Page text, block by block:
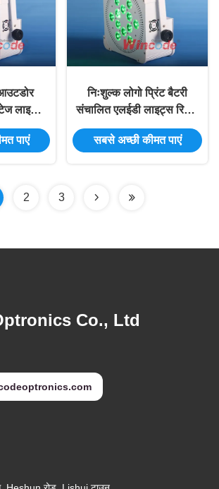
लाइटिंग
इन वन
पाएं
निःशुल्क लोगो प्रिंट बैटरी
संचालित एलईडी लाइट्स रिमोट
5 / 9 चैनलों के साथ Epistar
एलईडी चिप
सबसे अच्छी कीमत पाएं
2 3
Co., Ltd